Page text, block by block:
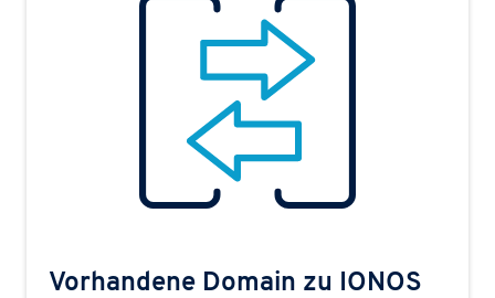
Vorhandene Domain zu IONOS